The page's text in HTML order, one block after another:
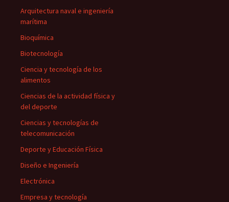
Arquitectura naval e ingeniería
marítima
Bioquímica
Biotecnología
Ciencia y tecnología de los
alimentos
Ciencias de la actividad física y
del deporte
Ciencias y tecnologías de
telecomunicación
Deporte y Educación Física
Diseño e Ingeniería
Electrónica
Empresa y tecnología